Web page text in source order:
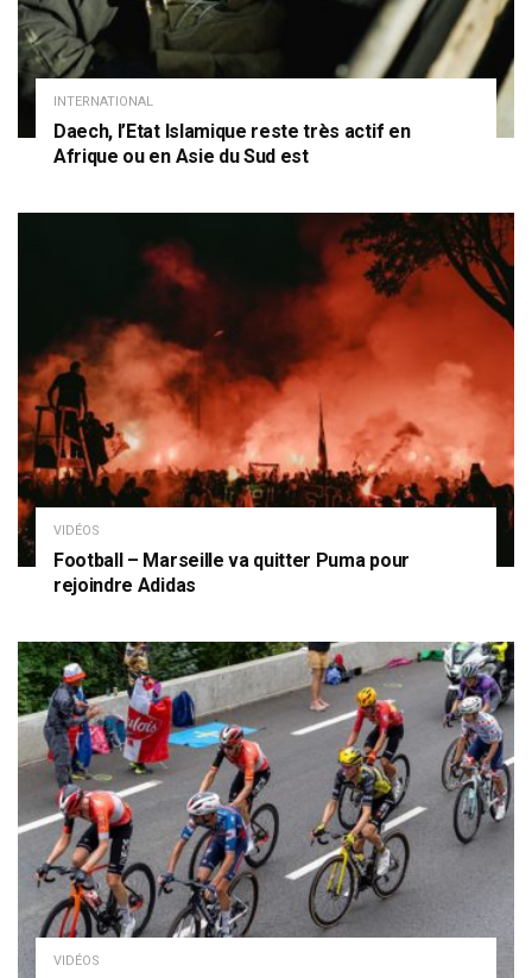
INTERNATIONAL
Daech, l’Etat Islamique reste très actif en
Afrique ou en Asie du Sud est
VIDÉOS
Football – Marseille va quitter Puma pour
rejoindre Adidas
VIDÉOS